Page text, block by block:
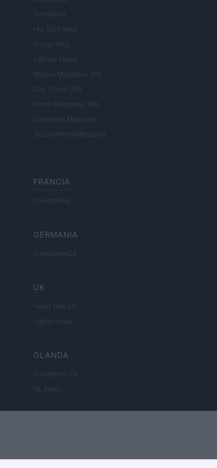
Gameland
Hig Tech Mag
Scoop Mag
Lgbtqia News
Motors Magazine 365
Day Travel 365
Home Magazine 365
Cineverse Magazine
SecondHomeMagazine
FRANCIA
InvestirMag
GERMANIA
Investieren24
UK
News Hub UK
Lgbtq News
OLANDA
Investeren 24
NL Newz